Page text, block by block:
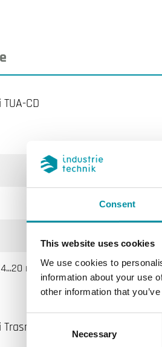
Consent
This website uses cookies
We use cookies to
information about your use
other information that
Necessary
CD
mA)
di umidità